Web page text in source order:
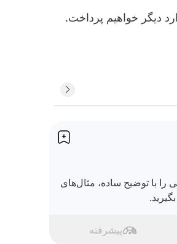
دیگر خواهیم پرداخت.
را با توضیح ساده، مثال‌های
پیشرفته